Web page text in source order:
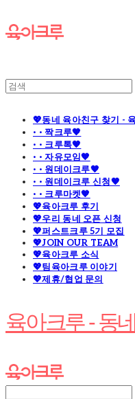
💖동네 육아친구 찾기 -
· · 짝크루🧡
· · 크루톡🧡
· · 자유모임🧡
· · 원데이크루🧡
· · 원데이크루 신청🧡
· · 크루마켓🧡
💖육아크루 후기
💖우리 동네 오픈 신청
💖퍼스트크루 5기 모집
💖JOIN OUR TEAM
💖육아크루 소식
💖팀육아크루 이야기
💖제휴/협업 문의
육아크루 - 동